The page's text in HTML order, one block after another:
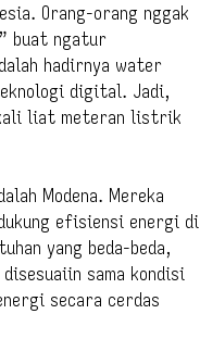
Orang-orang nggak
buat ngatur
hadirnya water
digital. Jadi,
kali liat meteran listrik
Modena. Mereka
efisiensi energi di
yang beda-beda,
sama kondisi
secara cerdas